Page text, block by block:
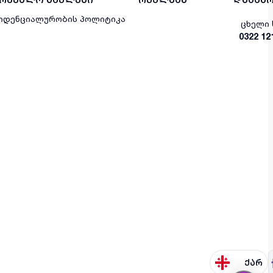
ქარ
პოლიტიკა
ცხელი
0322